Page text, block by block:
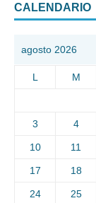
CALENDARIO
agosto 2026
L M
3 4
10 11
17 18
24 25